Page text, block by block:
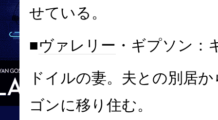
せている。
■ヴァレリー ・ギプソン：
ドイルの妻。夫との別居
ゴンに移り住む。